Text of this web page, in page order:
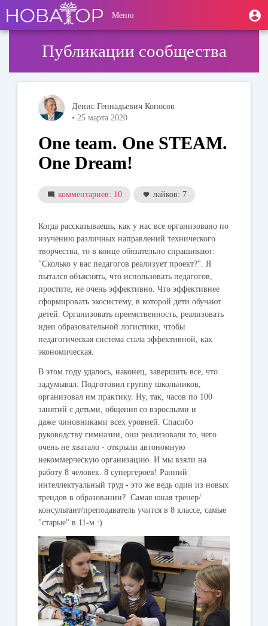
основному
содержанию
User
account
Меню
Публикации сообщества
Денис Геннадьевич Копосов
• 25 марта 2020
One team. One STEAM.
One Dream!
комментариев: 10 лайков: 7
Когда рассказываешь, как у нас все организовано по
изучению различных направлений технического
творчества, то в конце обязательно спрашивают:
"Сколько у вас педагогов реализует проект?". Я
пытался объяснять, что использовать педагогов,
простите, не очень эффективно. Что эффективнее
сформировать экосистему, в которой дети обучают
детей. Организовать преемственность, реализовать
идеи образовательной логистики, чтобы
педагогическая система стала эффективной, как
экономическая.
В этом году удалось, наконец, завершить все, что
задумывал. Подготовил группу школьников,
организовал им практику. Ну, так, часов по 100
занятий с детьми, общения со взрослыми и
даже чиновниками всех уровней. Спасибо
руководству гимназии, они реализовали то, чего
очень не хватало - открыли автономную
некоммерческую организацию. И мы взяли на
работу 8 человек. 8 супергероев! Ранний
интеллектуальный труд - это же ведь один из новых
трендов в образовании? Самая юная тренер/
консультант/преподаватель учится в 8 классе, самые
"старые" в 11-м :)